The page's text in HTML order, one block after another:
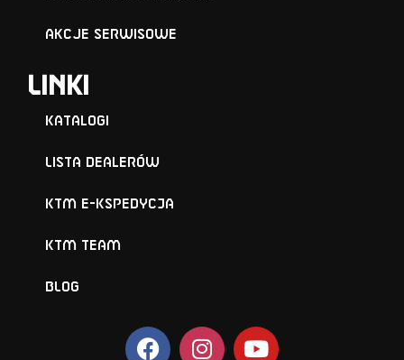
Akcje serwisowe
Linki
Katalogi
Lista Dealerów
KTM e-KSPEDYCJA
KTM TEAM
BLOG